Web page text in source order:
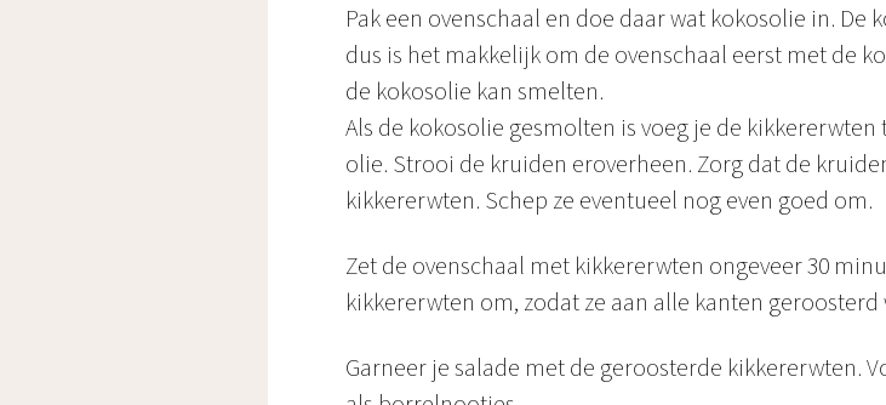
Pak een ovenschaal en doe daar wat kokosolie in.
dus is het makkelijk om de ovenschaal eerst met de
de kokosolie kan smelten.
Als de kokosolie gesmolten is voeg je de
olie. Strooi de kruiden eroverheen. Zorg dat de
kikkererwten. Schep ze eventueel nog even goed om.
Zet de ovenschaal met kikkererwten ongeveer 30
kikkererwten om, zodat ze aan alle kanten geroosterd
Garneer je salade met de geroosterde kikkererwten.